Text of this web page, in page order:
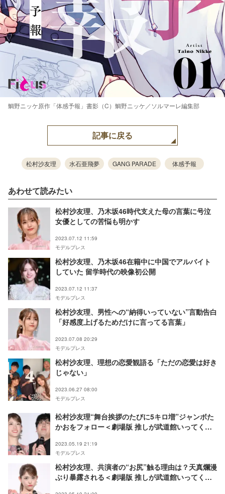
鯛野ニッケ原作「体感予報」書影（C）鯛野ニッケ／ソルマーレ編集部
記事に戻る
松村沙友理 水石亜飛夢 GANG PARADE 体感予報
あわせて読みたい
松村沙友理、乃木坂46時代支えた母の言葉に号泣
女優としての苦悩も明かす
2023.07.12 11:59
モデルプレス
松村沙友理、乃木坂46在籍中に中国でアルバイト
していた 留学時代の映像初公開
2023.07.12 11:37
モデルプレス
松村沙友理、男性への“納得いっていない”言動告白
「好感度上げるためだけに言ってる言葉」
2023.07.08 20:29
モデルプレス
松村沙友理、理想の恋愛観語る「ただの恋愛は好き
じゃない」
2023.06.27 08:00
モデルプレス
松村沙友理“舞台挨拶のたびに5キロ増”ジャンボた
かおをフォロー＜劇場版 推しが武道館いってくれ
2023.05.19 21:19
モデルプレス
松村沙友理、共演者の“お尻”触る理由は？天真爛漫
ぶり暴露される＜劇場版 推しが武道館いってくれ